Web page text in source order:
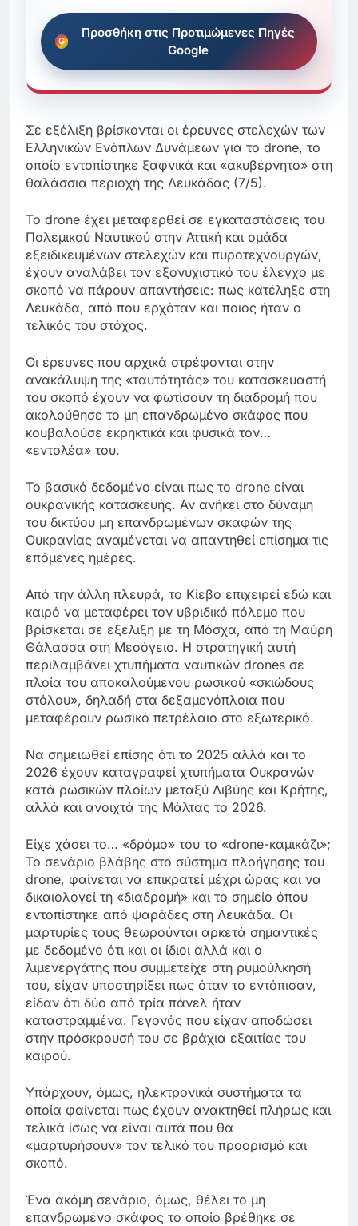
Προσθήκη στις Προτιμώμενες Πηγές
Google
Σε εξέλιξη βρίσκονται οι έρευνες στελεχών των
Ελληνικών Ενόπλων Δυνάμεων για το drone, το
οποίο εντοπίστηκε ξαφνικά και «ακυβέρνητο» στη
θαλάσσια περιοχή της Λευκάδας (7/5).
Το drone έχει μεταφερθεί σε εγκαταστάσεις του
Πολεμικού Ναυτικού στην Αττική και ομάδα
εξειδικευμένων στελεχών και πυροτεχνουργών,
έχουν αναλάβει τον εξονυχιστικό του έλεγχο με
σκοπό να πάρουν απαντήσεις: πως κατέληξε στη
Λευκάδα, από που ερχόταν και ποιος ήταν ο
τελικός του στόχος.
Οι έρευνες που αρχικά στρέφονται στην
ανακάλυψη της «ταυτότητάς» του κατασκευαστή
του σκοπό έχουν να φωτίσουν τη διαδρομή που
ακολούθησε το μη επανδρωμένο σκάφος που
κουβαλούσε εκρηκτικά και φυσικά τον…
«εντολέα» του.
Το βασικό δεδομένο είναι πως το drone είναι
ουκρανικής κατασκευής. Αν ανήκει στο δύναμη
του δικτύου μη επανδρωμένων σκαφών της
Ουκρανίας αναμένεται να απαντηθεί επίσημα τις
επόμενες ημέρες.
Από την άλλη πλευρά, το Κίεβο επιχειρεί εδώ και
καιρό να μεταφέρει τον υβριδικό πόλεμο που
βρίσκεται σε εξέλιξη με τη Μόσχα, από τη Μαύρη
Θάλασσα στη Μεσόγειο. Η στρατηγική αυτή
περιλαμβάνει χτυπήματα ναυτικών drones σε
πλοία του αποκαλούμενου ρωσικού «σκιώδους
στόλου», δηλαδή στα δεξαμενόπλοια που
μεταφέρουν ρωσικό πετρέλαιο στο εξωτερικό.
Να σημειωθεί επίσης ότι το 2025 αλλά και το
2026 έχουν καταγραφεί χτυπήματα Ουκρανών
κατά ρωσικών πλοίων μεταξύ Λιβύης και Κρήτης,
αλλά και ανοιχτά της Μάλτας το 2026.
Είχε χάσει το… «δρόμο» του το «drone-καμικάζι»;
Το σενάριο βλάβης στο σύστημα πλοήγησης του
drone, φαίνεται να επικρατεί μέχρι ώρας και να
δικαιολογεί τη «διαδρομή» και το σημείο όπου
εντοπίστηκε από ψαράδες στη Λευκάδα. Οι
μαρτυρίες τους θεωρούνται αρκετά σημαντικές
με δεδομένο ότι και οι ίδιοι αλλά και ο
λιμενεργάτης που συμμετείχε στη ρυμούλκησή
του, είχαν υποστηρίξει πως όταν το εντόπισαν,
είδαν ότι δύο από τρία πάνελ ήταν
καταστραμμένα. Γεγονός που είχαν αποδώσει
στην πρόσκρουσή του σε βράχια εξαιτίας του
καιρού.
Υπάρχουν, όμως, ηλεκτρονικά συστήματα τα
οποία φαίνεται πως έχουν ανακτηθεί πλήρως και
τελικά ίσως να είναι αυτά που θα
«μαρτυρήσουν» τον τελικό του προορισμό και
σκοπό.
Ένα ακόμη σενάριο, όμως, θέλει το μη
επανδρωμένο σκάφος το οποίο βρέθηκε σε